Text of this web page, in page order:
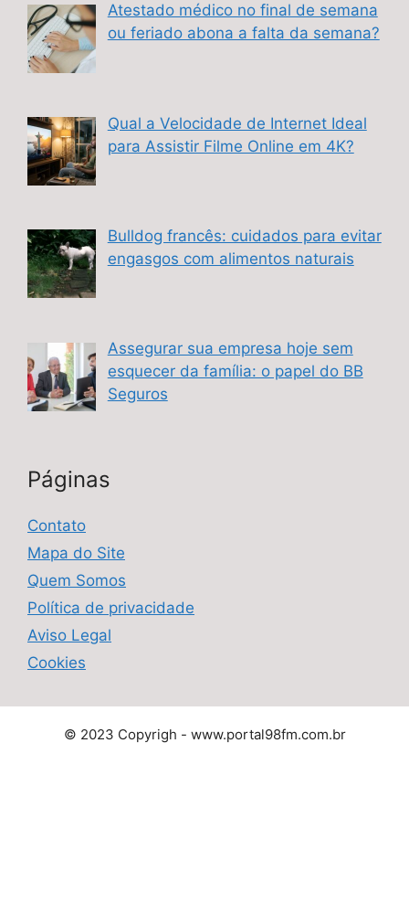
Atestado médico no final de semana
ou feriado abona a falta da semana?
Qual a Velocidade de Internet Ideal
para Assistir Filme Online em 4K?
Bulldog francês: cuidados para evitar
engasgos com alimentos naturais
Assegurar sua empresa hoje sem
esquecer da família: o papel do BB
Seguros
Páginas
Contato
Mapa do Site
Quem Somos
Política de privacidade
Aviso Legal
Cookies
© 2023 Copyrigh - www.portal98fm.com.br